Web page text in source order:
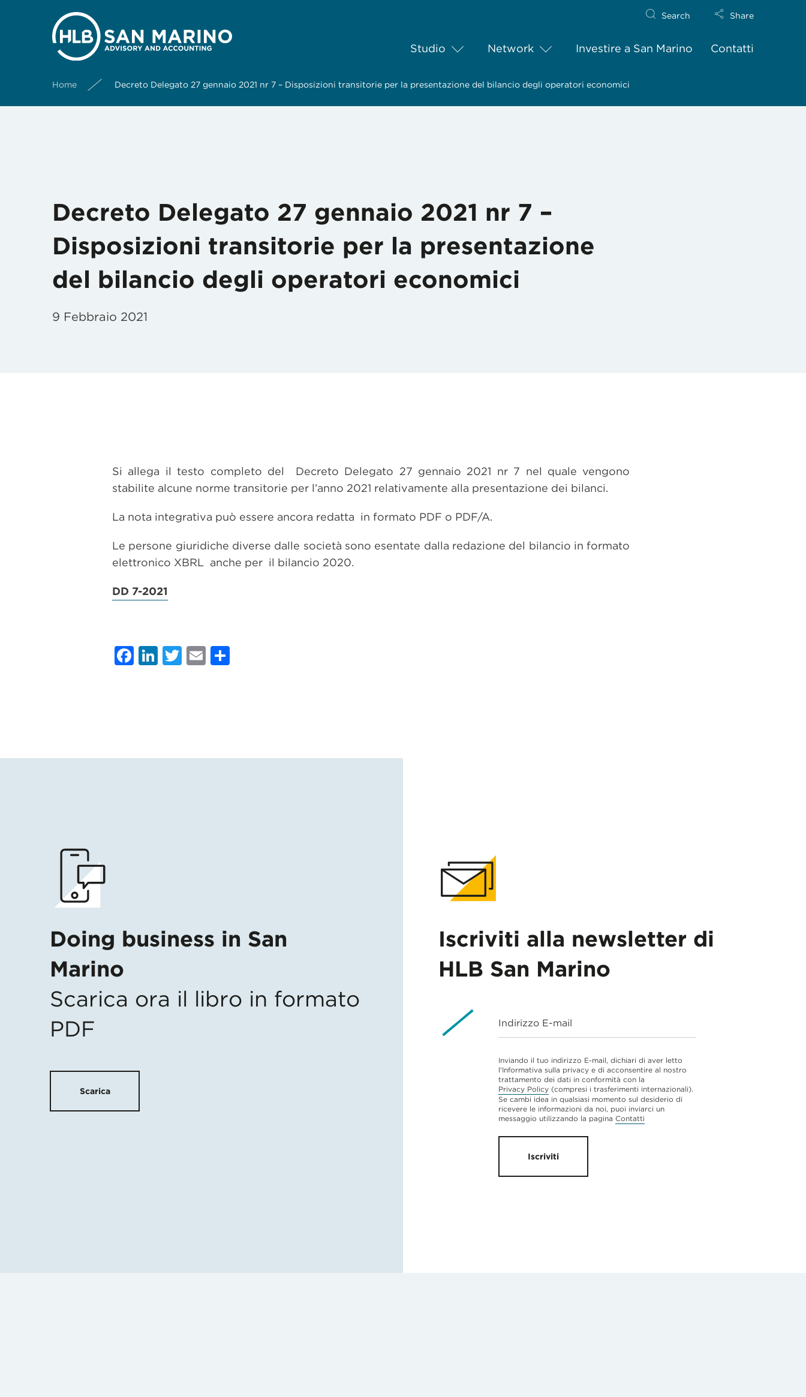
Studio Network Investire a San Marino Contatti
Search Share
Home Decreto Delegato 27 gennaio 2021 nr 7 – Disposizioni transitorie per la presentazione del bilancio degli operatori economici
Mese:Febbraio 2021
Decreto Delegato 27 gennaio 2021 nr 7 –
Disposizioni transitorie per la presentazione
del bilancio degli operatori economici
9 Febbraio 2021
Si allega il testo completo del Decreto Delegato 27 gennaio 2021 nr 7 nel quale vengono
stabilite alcune norme transitorie per l’anno 2021 relativamente alla presentazione dei bilanci.
La nota integrativa può essere ancora redatta in formato PDF o PDF/A.
Le persone giuridiche diverse dalle società sono esentate dalla redazione del bilancio in formato
elettronico XBRL anche per il bilancio 2020.
DD 7-2021
Facebook
LinkedIn
Twitter
Email
Doing business in San
Marino
Scarica ora il libro in formato
PDF
Scarica
Iscriviti alla newsletter di
HLB San Marino
Indirizzo E-mail
Inviando il tuo indirizzo E-mail, dichiari di aver letto
l'Informativa sulla privacy e di acconsentire al nostro
trattamento dei dati in conformità con la
Privacy Policy (compresi i trasferimenti internazionali).
Se cambi idea in qualsiasi momento sul desiderio di
ricevere le informazioni da noi, puoi inviarci un
messaggio utilizzando la pagina Contatti
Iscriviti